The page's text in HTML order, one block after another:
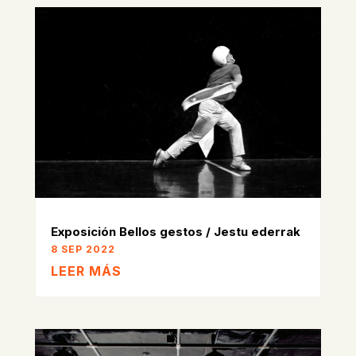
Exposición Bellos gestos / Jestu ederrak
8 SEP 2022
LEER MÁS